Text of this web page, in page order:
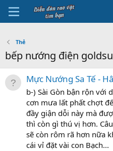
Thẻ
bếp nướng điện
Mực Nướng Sa Tế -
b-) Sài Gòn bận rộn với
cơn mưa lất phất chợt
đầy giận dỗi này mà
thì còn gì thú vị hơn.
sẽ còn rôm rã hơn nữa
cái vỉ đặt vài con Bạch...